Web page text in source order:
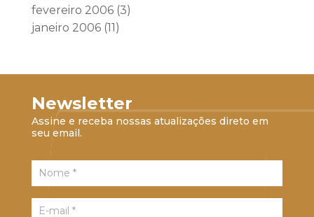
fevereiro 2006(3)
janeiro 2006(11)
Newsletter
Assine e receba nossas atualizações direto em
seu email.